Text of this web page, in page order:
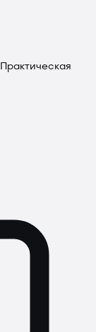
Практическая